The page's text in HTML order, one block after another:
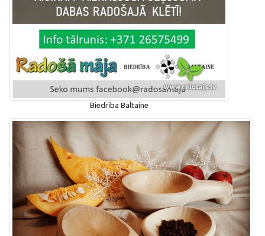
Biedrība Baltaine